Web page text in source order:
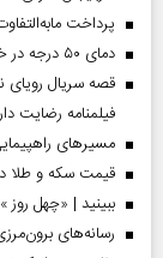
پرداخت
دمای ۵۰ درجه در خوزستان | احتمال بارش‌های سیل‌آسا در ۳ استان
قصه سریال
فیلمنامه رضایت
مسیر‌های
قیمت سکه و طلا در بازار
ببینید | «چهل
رسانه‌های